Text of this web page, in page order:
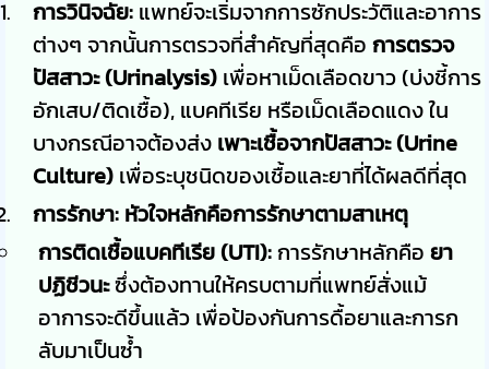
การวินิจฉัย: แพทย์จะเริ่มจากการซักประวัติและอาการ
ต่างๆ จากนั้นการตรวจที่สำคัญที่สุดคือ การตรวจ
ปัสสาวะ (Urinalysis) เพื่อหาเม็ดเลือดขาว (บ่งชี้การ
อักเสบ/ติดเชื้อ), แบคทีเรีย หรือเม็ดเลือดแดง ใน
บางกรณีอาจต้องส่ง เพาะเชื้อจากปัสสาวะ (Urine
Culture) เพื่อระบุชนิดของเชื้อและยาที่ได้ผลดีที่สุด
การรักษา: หัวใจหลักคือการรักษาตามสาเหตุ
การติดเชื้อแบคทีเรีย (UTI):การรักษาหลักคือ ยา
ปฏิชีวนะซึ่งต้องทานให้ครบตามที่แพทย์สั่งแม้
อาการจะดีขึ้นแล้ว เพื่อป้องกันการดื้อยาและการก
ลับมาเป็นซ้ำ